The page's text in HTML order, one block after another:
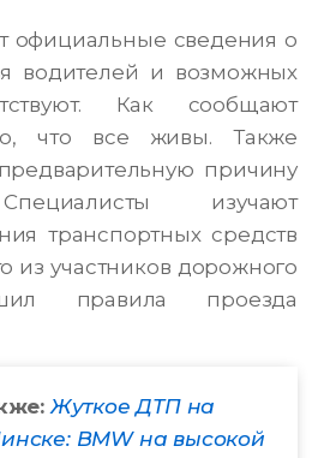
официальные сведения о
водителей и возможных
Как сообщают
что все живы. Также
причину
изучают
транспортных средств
из участников дорожного
правила проезда
Жуткое ДТП на
BMW на высокой